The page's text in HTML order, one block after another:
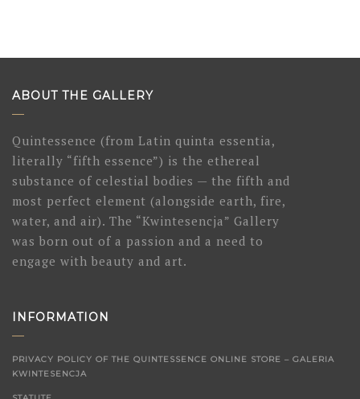
ABOUT THE GALLERY
Quintessence (from Latin quinta essentia,
literally “fifth essence”) is the ethereal
substance of celestial bodies — the fifth and
most perfect element (alongside earth, fire,
water, and air). The “Kwintesencja” Gallery
was born out of a passion and a need to
engage with beauty and art.
INFORMATION
PRIVACY POLICY OF THE QUINTESSENCE ONLINE STORE – GALERIA
KWINTESENCJA